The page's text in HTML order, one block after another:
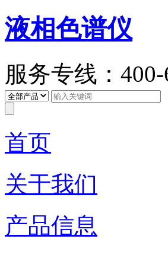
液相色谱仪
服务专线：400-
首页
关于我们
产品信息